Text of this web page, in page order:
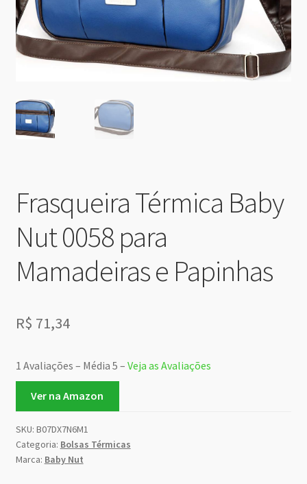
Frasqueira Térmica Baby
Nut 0058 para
Mamadeiras e Papinhas
R$ 71,34
1 Avaliações – Média 5 – Veja as Avaliações
Ver na Amazon
SKU: B07DX7N6M1
Categoria: Bolsas Térmicas
Marca: Baby Nut